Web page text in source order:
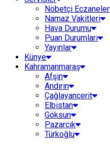
Nöbetçi Eczaneler
Namaz Vakitleri
Hava Durumu
Puan Durumları
Yayınlar
Künye
Kahramanmaraş
Afşin
Andırın
Çağlayancerit
Elbistan
Göksun
Pazarcık
Türkoğlu